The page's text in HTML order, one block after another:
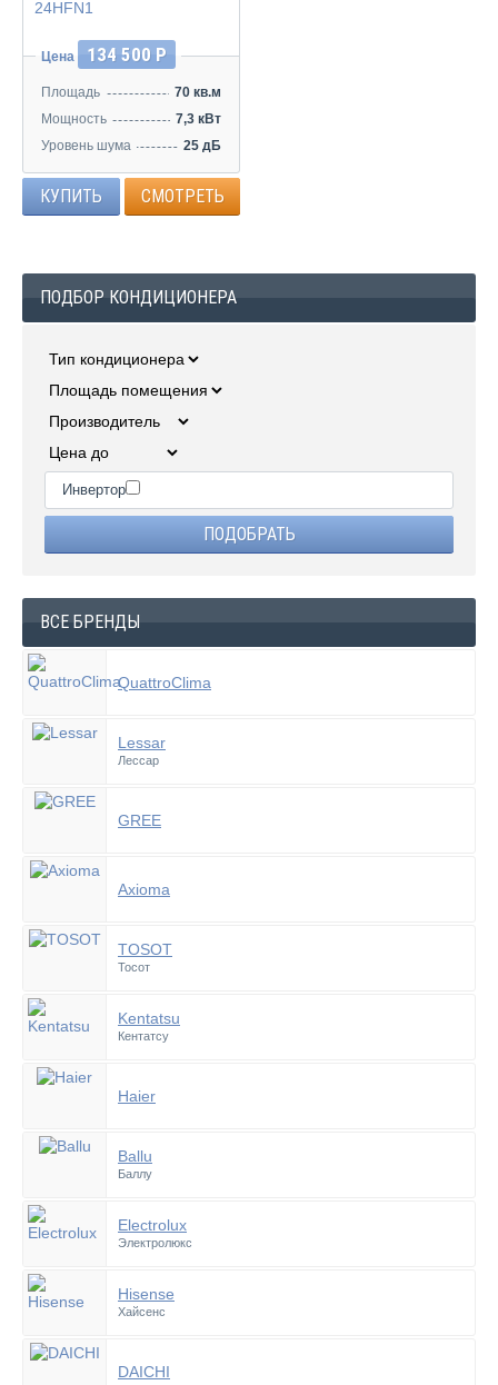
Цена 134 500 Р
Площадь
70 кв.м
Мощность
7,3 кВт
Уровень шума
25 дБ
КУПИТЬ СМОТРЕТЬ
ПОДБОР КОНДИЦИОНЕРА
Инвертор
ВСЕ БРЕНДЫ
QuattroClima
Lessar
Лессар
GREE
Axioma
TOSOT
Тосот
Kentatsu
Кентатсу
Haier
Ballu
Баллу
Electrolux
Электролюкс
Hisense
Хайсенс
DAICHI